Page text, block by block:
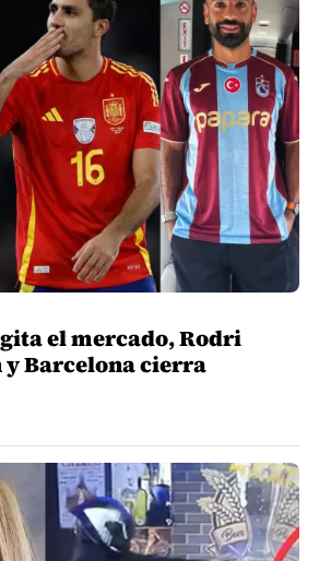
el mercado, Rodri
y Barcelona cierra